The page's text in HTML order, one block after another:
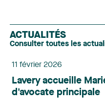
ACTUALITÉS
Consulter toutes les
11 février 2026
Lavery accueille
d'avocate principale